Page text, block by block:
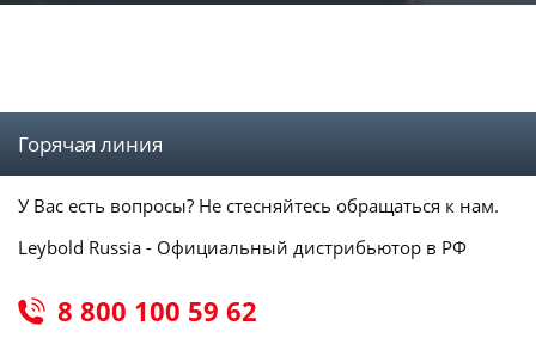
Горячая линия
У Вас есть вопросы? Не стесняйтесь обращаться к нам.
Leybold Russia - Официальный дистрибьютор в РФ
8 800 100 59 62